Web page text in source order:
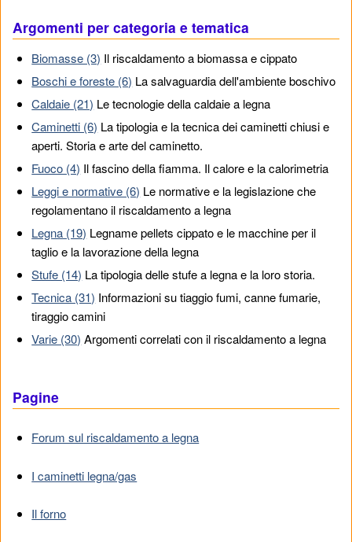
Argomenti per categoria e tematica
Biomasse (3) Il riscaldamento a biomassa e cippato
Boschi e foreste (6) La salvaguardia dell'ambiente boschivo
Caldaie (21) Le tecnologie della caldaie a legna
Caminetti (6) La tipologia e la tecnica dei caminetti chiusi e
aperti. Storia e arte del caminetto.
Fuoco (4) Il fascino della fiamma. Il calore e la calorimetria
Leggi e normative (6) Le normative e la legislazione che
regolamentano il riscaldamento a legna
Legna (19) Legname pellets cippato e le macchine per il
taglio e la lavorazione della legna
Stufe (14) La tipologia delle stufe a legna e la loro storia.
Tecnica (31) Informazioni su tiaggio fumi, canne fumarie,
tiraggio camini
Varie (30) Argomenti correlati con il riscaldamento a legna
Pagine
Forum sul riscaldamento a legna
I caminetti legna/gas
Il forno